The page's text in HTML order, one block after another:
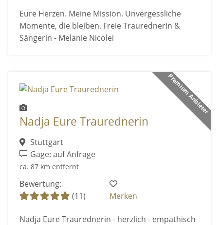
Eure Herzen. Meine Mission. Unvergessliche
Momente, die bleiben. Freie Traurednerin &
Sängerin - Melanie Nicolei
Premium Anbieter
Nadja Eure Traurednerin
Stuttgart
Gage: auf Anfrage
ca. 87 km entfernt
Bewertung:
(11)
Merken
Nadja Eure Traurednerin - herzlich - empathisch